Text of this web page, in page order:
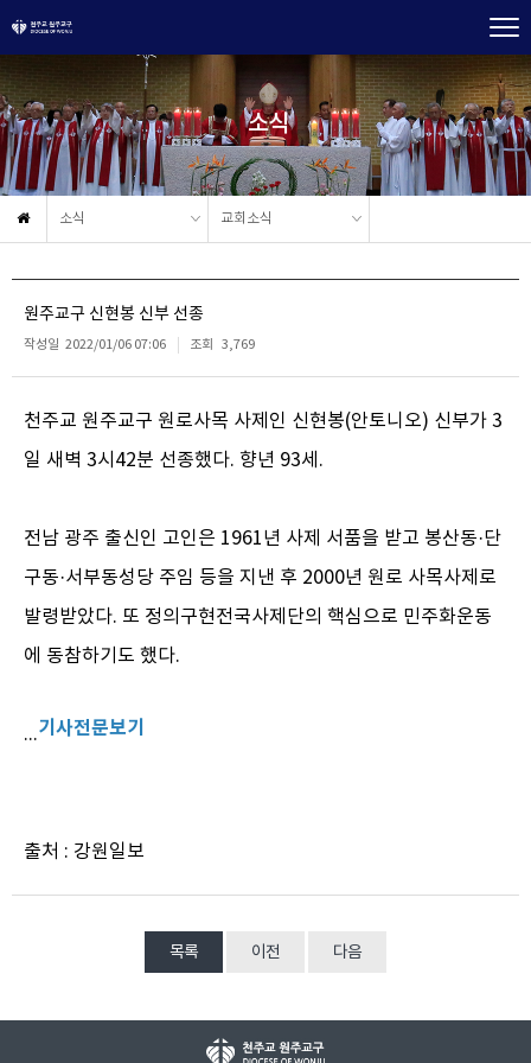
소식
소식 교회소식
원주교구 신현봉 신부 선종
작성일 2022/01/06 07:06 조회 3,769
천주교 원주교구 원로사목 사제인 신현봉(안토니오) 신부가 3
일 새벽 3시42분 선종했다. 향년 93세.
전남 광주 출신인 고인은 1961년 사제 서품을 받고 봉산동·단
구동·서부동성당 주임 등을 지낸 후 2000년 원로 사목사제로
발령받았다. 또 정의구현전국사제단의 핵심으로 민주화운동
에 동참하기도 했다.
...기사전문보기
출처 : 강원일보
목록 이전 다음